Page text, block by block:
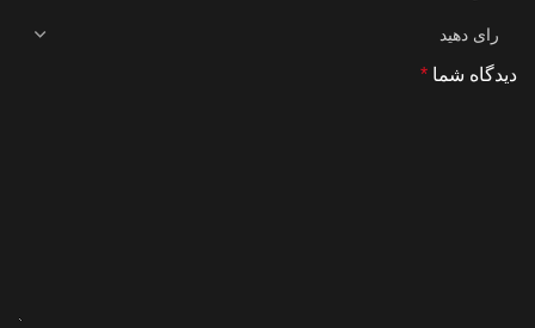
دیدگاه شما *